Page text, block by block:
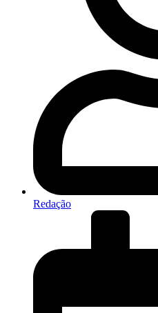
Redação